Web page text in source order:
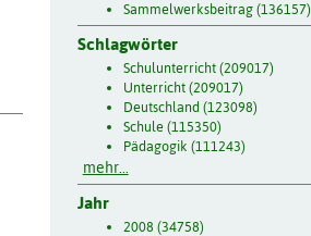
Sammelwerksbeitrag (136157)
Schlagwörter
Schulunterricht (209017)
Unterricht (209017)
Deutschland (123098)
Schule (115350)
Pädagogik (111243)
mehr...
Jahr
2008 (34758)